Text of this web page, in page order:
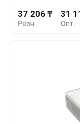
Розн.
37 206 ₸
Опт.
31